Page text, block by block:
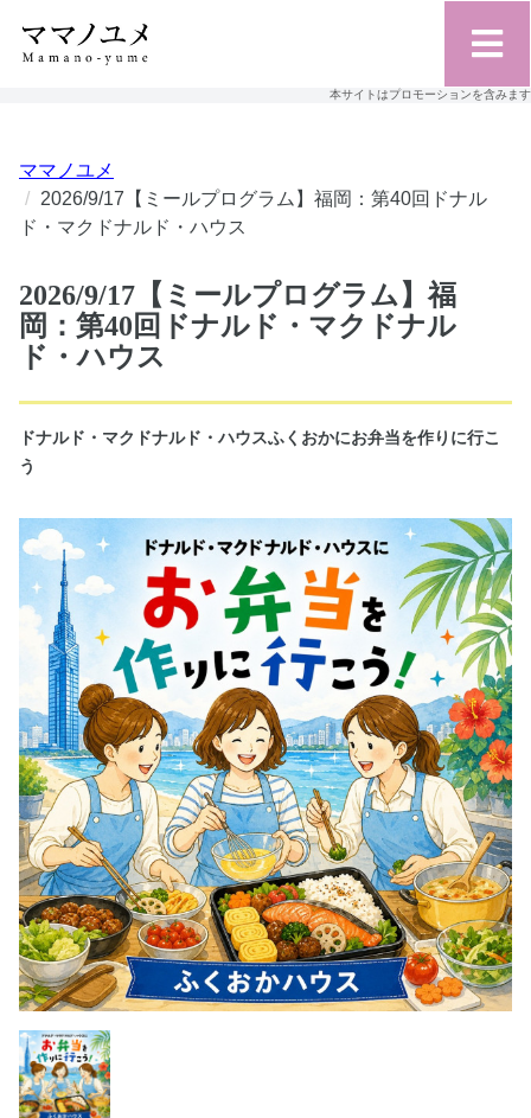
本サイトはプロモーションを含みます
ママノユメ
2026/9/17【ミールプログラム】福岡：第40回ドナル
ド・マクドナルド・ハウス
2026/9/17【ミールプログラム】福
岡：第40回ドナルド・マクドナル
ド・ハウス
ドナルド・マクドナルド・ハウスふくおかにお弁当を作りに行こ
う